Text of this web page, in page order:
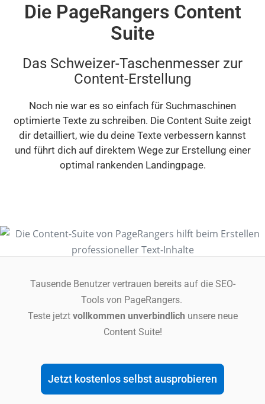
Die PageRangers Content
Suite
Das Schweizer-Taschenmesser zur
Content-Erstellung
Noch nie war es so einfach für Suchmaschinen
optimierte Texte zu schreiben. Die Content Suite zeigt
dir detailliert, wie du deine Texte verbessern kannst
und führt dich auf direktem Wege zur Erstellung einer
optimal rankenden Landingpage.
Tausende Benutzer vertrauen bereits auf die SEO-
Tools von PageRangers.
Teste jetzt vollkommen unverbindlich unsere neue
Content Suite!
Jetzt kostenlos selbst ausprobieren